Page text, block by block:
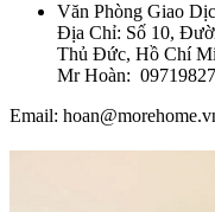
Văn Phòng Giao
Địa Chỉ: Số 10,
Thủ Đức, Hồ Chí
Mr Hoàn:
Email: